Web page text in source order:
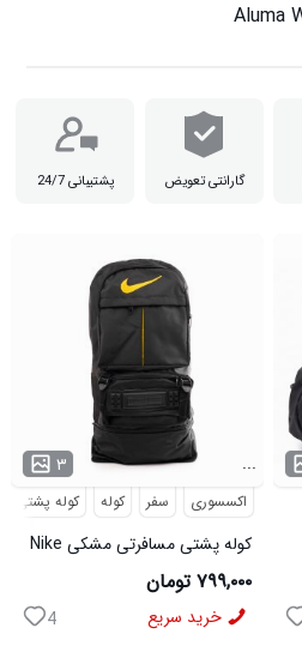
گارانتی تعویض پشتیبانی 24/7
۳ ...
اکسسوری سفر کوله کوله پشتی
کوله پشتی مسافرتی مشکی Nike
مدل 50693
۷۹۹,۰۰۰ تومان
خرید سریع 4